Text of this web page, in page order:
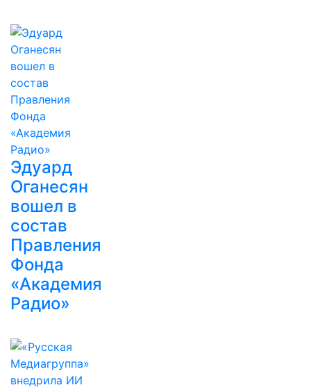
Эдуард
Оганесян
вошел в
состав
Правления
Фонда
«Академия
Радио»